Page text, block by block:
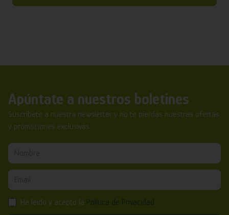
Apúntate a nuestros boletines
Suscríbete a nuestra newsletter y no te pierdas nuestras ofertas
y promociones exclusivas.
He leído y acepto la